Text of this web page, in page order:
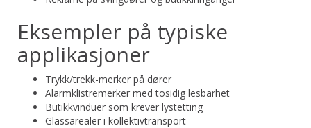
Eksempler på typiske
applikasjoner
Trykk/trekk-merker på dører
Alarmklistremerker med tosidig lesbarhet
Butikkvinduer som krever lystetting
Glassarealer i kollektivtransport